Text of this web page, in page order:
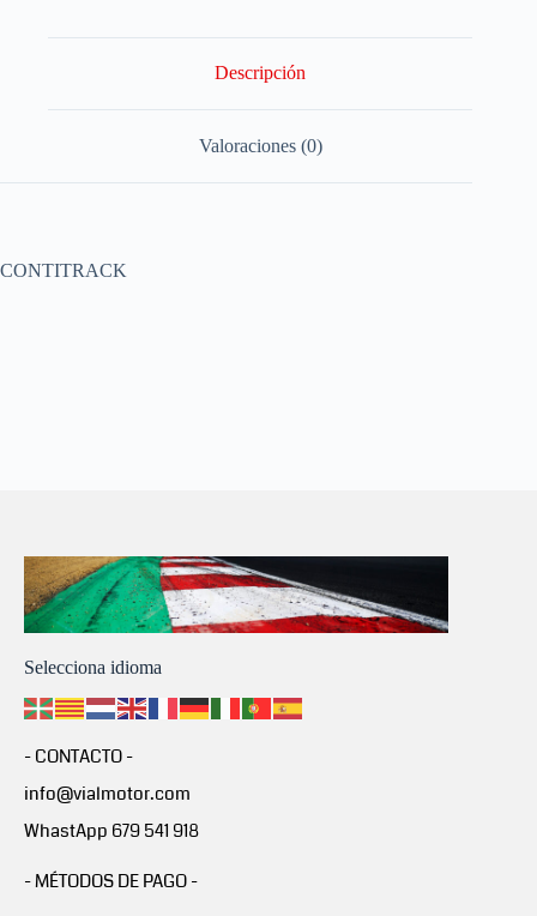
Descripción
Valoraciones (0)
CONTITRACK
Selecciona idioma
- CONTACTO -
info@vialmotor.com
WhastApp 679 541 918
- MÉTODOS DE PAGO -